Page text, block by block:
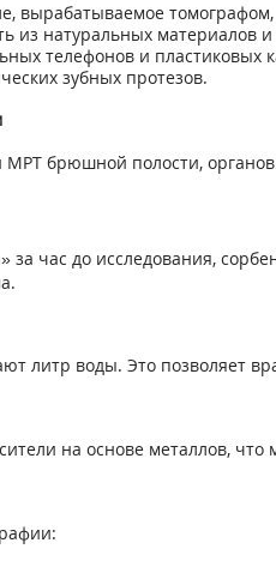
вырабатываемое томографом,
из натуральных материалов
телефонов и пластиковых
зубных протезов.
МРТ брюшной полости, органов
час до исследования,
литр воды. Это позволяет
на основе металлов,